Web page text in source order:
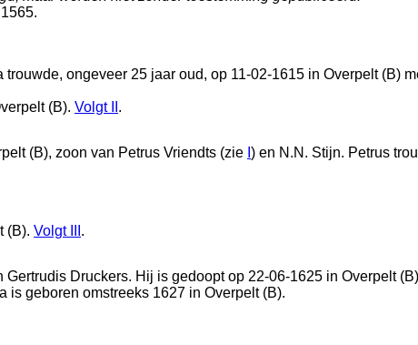
ongeveer 25 jaar oud, op 11-02-1615 in Overpelt (B)
(B). Volgt .
(B), zoon van Petrus Vriendts (zie ) en N.N. Stijn. Petrus
(B). Volgt .
Gertrudis Druckers. Hij is gedoopt op 22-06-1625 in Overpelt (B)
is geboren omstreeks 1627 in Overpelt (B).